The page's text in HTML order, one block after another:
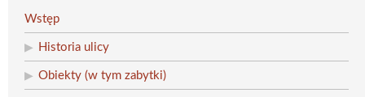
Wstęp
Historia ulicy
Obiekty (w tym zabytki)